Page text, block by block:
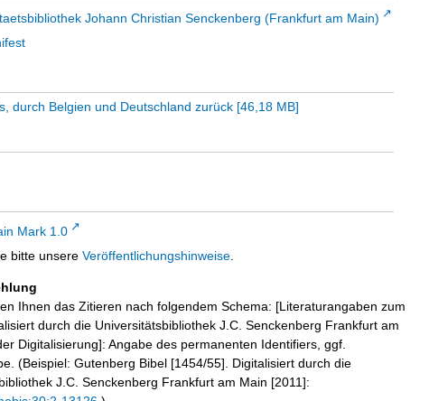
Johann Christian Senckenberg (Frankfurt am Main)
durch Belgien und Deutschland zurück [46,18 MB]
Mark 1.0
bitte unsere Veröffentlichungshinweise
Ihnen das Zitieren nach folgendem Schema: [Literaturangaben zum
durch die Universitätsbibliothek J.C. Senckenberg Frankfurt am
Digitalisierung]: Angabe des permanenten Identifiers, ggf.
(Beispiel: Gutenberg Bibel [1454/55]. Digitalisiert durch die
J.C. Senckenberg Frankfurt am Main [2011]: